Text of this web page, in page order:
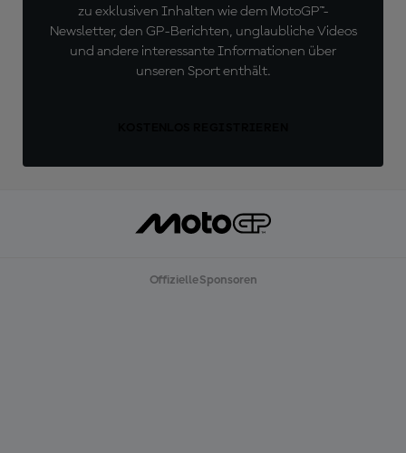
zu exklusiven Inhalten wie dem MotoGP™-
Newsletter, den GP-Berichten, unglaubliche Videos
und andere interessante Informationen über
unseren Sport enthält.
Offizielle Sponsoren